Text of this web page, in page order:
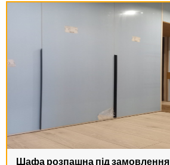
Шафа розпашна під замовлення